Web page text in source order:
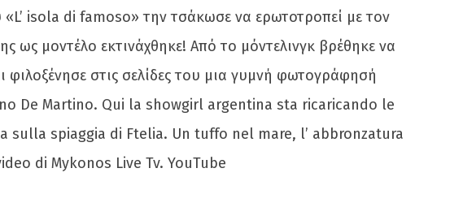
isola di famoso» την τσάκωσε να ερωτοτροπεί με τον
μοντέλο εκτινάχθηκε! Από το μόντελινγκ βρέθηκε να
στις σελίδες του μια γυμνή φωτογράφησή
De Martino. Qui la showgirl argentina sta ricaricando le
spiaggia di Ftelia. Un tuffo nel mare, l’ abbronzatura
di Mykonos Live Tv. YouTube